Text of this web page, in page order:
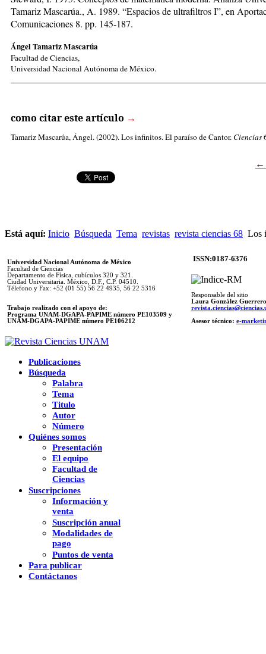
Tamariz Mascarúa., A. 1989. “Espacios de ultrafiltros I”, en
Comunicaciones 8. pp. 145-187.
Ángel Tamariz Mascarúa
Facultad de Ciencias,
Universidad Nacional Autónoma de México.
como citar este artículo →
Tamariz Mascarúa, Ángel. (2002). Los infinitos. El paraíso de Cantor. Ciencias
Está aquí: Inicio Búsqueda Tema revistas revista ciencias 68 Los
Universidad Nacional Autónoma de México
Facultad de Ciencias
Departamento de Física, cubículos 320 y 321.
Ciudad Universitaria. México, D.F., C.P. 04510.
Télefono y Fax: +52 (01 55) 56 22 4935, 56 22 5316
Trabajo realizado con el apoyo de:
Programa UNAM-DGAPA-PAPIME número PE103509 y
UNAM-DGAPA-PAPIME número PE106212
ISSN:0187-6376
Responsable del sitio
Laura González Guerrero
Asesor técnico: e-
Publicaciones
Búsqueda
Palabra
Tema
Titulo
Autor
Número
Quiénes somos
Presentación
El equipo
Facultad de
Ciencias
Suscripciones
Información y
venta
Suscripción anual
Modalidades de
pago
Puntos de venta
Para publicar
Contáctanos